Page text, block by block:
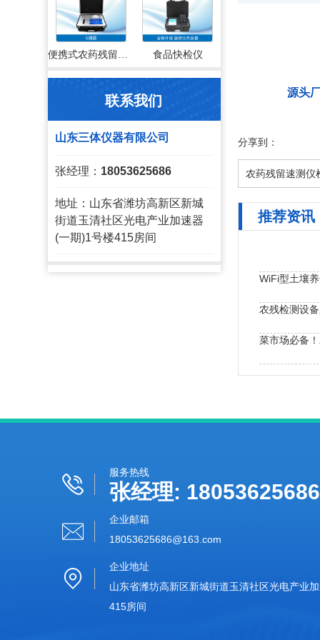
食品快检仪
联系我们
山东三体仪器有限公司
张经理： 18053625686
地址：山东省潍坊高新区新城
街道玉清社区光电产业加速器
(一期)1号楼415房间
源头
分享到：
农药残留速测仪
推荐资讯
WiFi型土壤
服务热线
张经理: 18053625686
企业邮箱
18053625686@163.com‬
企业地址
山东省潍坊高新区新城街道玉清社区光电产业
415房间